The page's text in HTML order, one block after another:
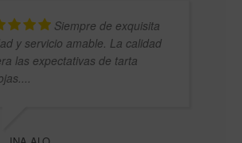
Siempre de exquisita
y servicio amable. La calidad
las expectativas de tarta